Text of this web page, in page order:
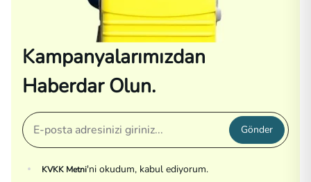
Kampanyalarımızdan
Haberdar Olun.
Gönder
KVKK Metni'ni okudum, kabul ediyorum.